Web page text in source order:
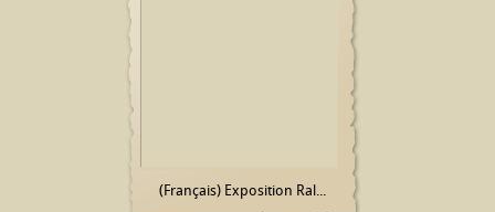
(Français) Exposition Ral...